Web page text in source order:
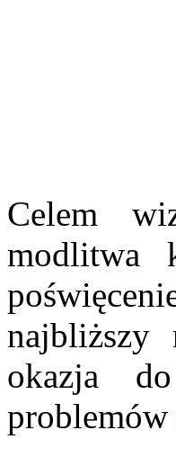
Celem
modlitwa
najbliższy
okazja